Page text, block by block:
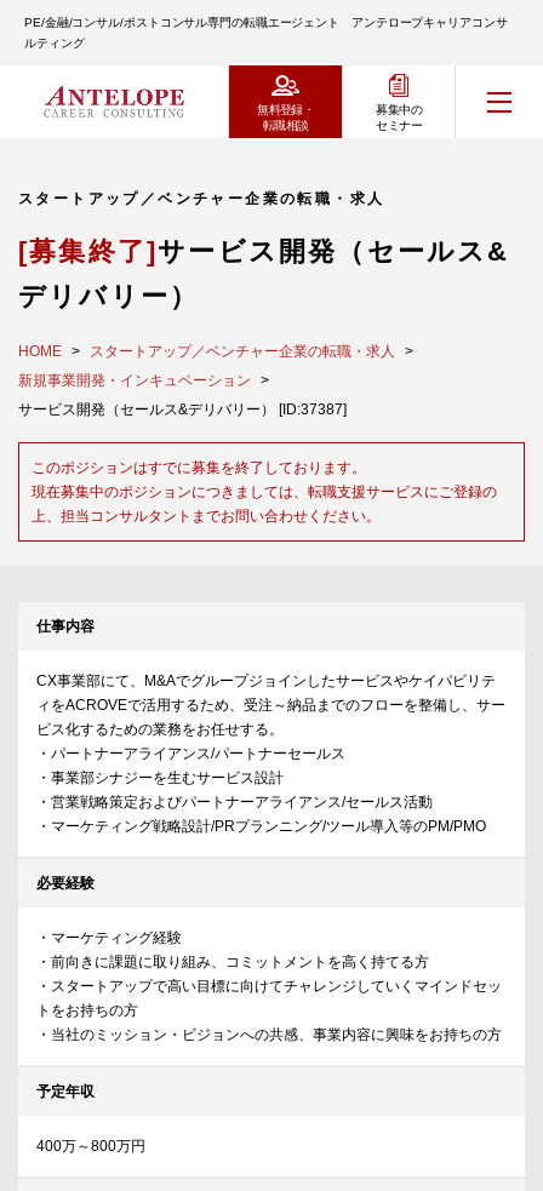
PE/金融/コンサル/ポストコンサル専門の転職エージェント アンテロープキャリアコンサ
ルティング
無料登録・
転職相談
募集中の
セミナー
スタートアップ／ベンチャー企業の転職・求人
[募集終了]サービス開発（セールス&
デリバリー）
HOME
スタートアップ／ベンチャー企業の転職・求人
新規事業開発・インキュベーション
サービス開発（セールス&デリバリー） [ID:37387]
このポジションはすでに募集を終了しております。
現在募集中のポジションにつきましては、転職支援サービスにご登録の
上、担当コンサルタントまでお問い合わせください。
仕事内容
CX事業部にて、M&Aでグループジョインしたサービスやケイパビリテ
ィをACROVEで活用するため、受注～納品までのフローを整備し、サー
ビス化するための業務をお任せする。
・パートナーアライアンス/パートナーセールス
・事業部シナジーを生むサービス設計
・営業戦略策定およびパートナーアライアンス/セールス活動
・マーケティング戦略設計/PRプランニング/ツール導入等のPM/PMO
必要経験
・マーケティング経験
・前向きに課題に取り組み、コミットメントを高く持てる方
・スタートアップで高い目標に向けてチャレンジしていくマインドセッ
トをお持ちの方
・当社のミッション・ビジョンへの共感、事業内容に興味をお持ちの方
予定年収
400万～800万円